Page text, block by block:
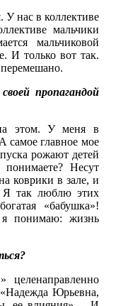
У нас в коллективе
мальчики
мальчиковой
И только вот так.
пропагандой
этом. У меня в
самое главное мое
рожают детей
Несут
коврики в зале, и
так люблю этих
«бабушка»!
я понимаю: жизнь
«Надежда Юрьевна,